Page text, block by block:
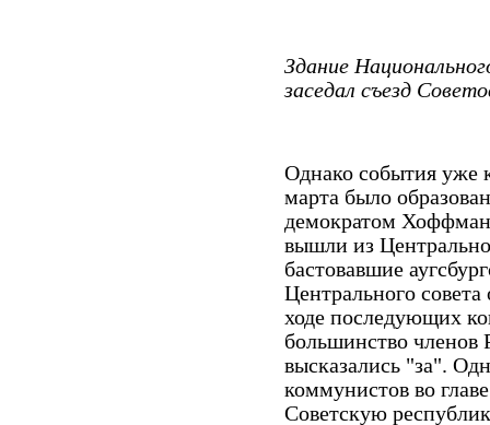
Здание
заседал съезд
Однако события уже
марта было
демократом
вышли из
бастовавшие
Центрального
ходе последующих
большинство членов
высказались "за".
коммунистов во
Советскую